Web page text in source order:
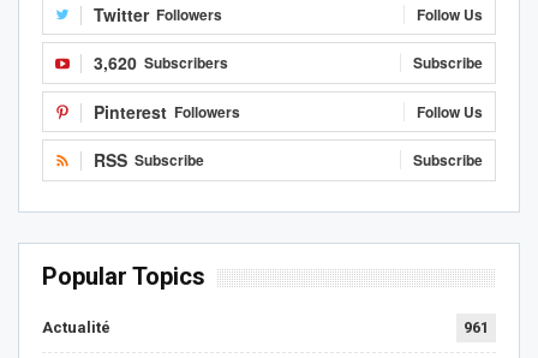
Twitter Followers Follow Us
3,620 Subscribers Subscribe
Pinterest Followers Follow Us
RSS Subscribe Subscribe
Popular Topics
Actualité 961